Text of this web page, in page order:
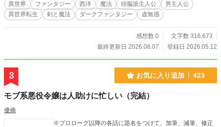
異世界 ファンタジー 西洋 魔法 頭脳派主人公
男主人公
異世界転生
剣と魔法 ダークファンタジー 虚無感
感想数 0
文字数 316,673
最終更新日 2026.08.07
登録日 2026.05.12
3 お気に入り追加 423
モブ系悪役令嬢は人助けに忙しい（完結）
優摘
※プロローグ以降の各話に題名をつけて、加筆、減筆、修正